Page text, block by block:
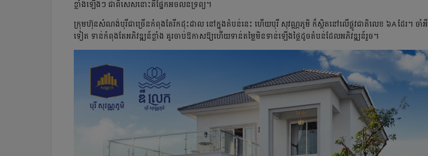
ខ្លាំងឡើងៗ ជាពិសេសនោះគឺផ្នែកអចលនទ្រព្យ។
ក្រុមហ៊ុនសំណង់បុរីជាច្រើនកំពុងតែរីកដុះដាល នៅក្នុងតំបន់នេះ ហើយបុរី សុវណ្ណភូមិ ក៏ស្ថិតនៅលើផ្លូវជាតិលេខ ៦A ដែរ។ ចាំអី
ទៀត ទាន់កំពុងតែអភិវឌ្ឍន៍ខ្លាំង គួរចាប់ឱកាសឱ្យហើយទាន់តម្លៃមិនទាន់ឡើងថ្លៃដូចតំបន់ដែលអភិវឌ្ឍន៍រួច។